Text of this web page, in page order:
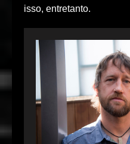
isso, entretanto.